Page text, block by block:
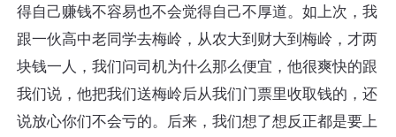
得自己赚钱不容易也不会觉得自己不厚道。如上次，我
跟一伙高中老同学去梅岭，从农大到财大到梅岭，才两
块钱一人，我们问司机为什么那么便宜，他很爽快的跟
我们说，他把我们送梅岭后从我们门票里收取钱的，还
说放心你们不会亏的。后来，我们想了想反正都是要上